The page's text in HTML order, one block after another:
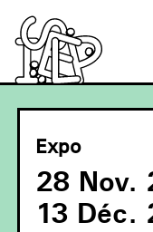
Expo
28 Nov.
13 Déc.